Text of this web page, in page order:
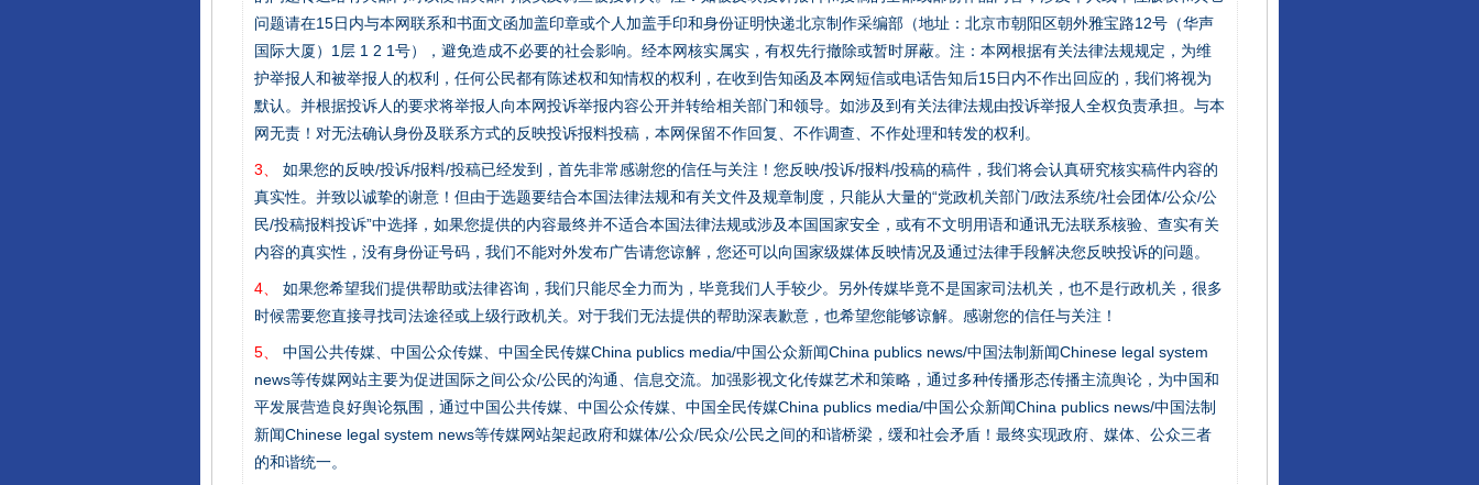
问题请在15日内与本网联系和书面文函加盖印章或个人加盖手印和身份证明快递北京制作采编部（地址：北京市朝阳区朝外雅宝路12号（华声
国际大厦）1层 1 2 1号），避免造成不必要的社会影响。经本网核实属实，有权先行撤除或暂时屏蔽。注：本网根据有关法律法规规定，为维
护举报人和被举报人的权利，任何公民都有陈述权和知情权的权利，在收到告知函及本网短信或电话告知后15日内不作出回应的，我们将视为
默认。并根据投诉人的要求将举报人向本网投诉举报内容公开并转给相关部门和领导。如涉及到有关法律法规由投诉举报人全权负责承担。与本
网无责！对无法确认身份及联系方式的反映投诉报料投稿，本网保留不作回复、不作调查、不作处理和转发的权利。
3、
如果您的反映/投诉/报料/投稿已经发到，首先非常感谢您的信任与关注！您反映/投诉/报料/投稿的稿件，我们将会认真研究核实稿件内容的
真实性。并致以诚挚的谢意！但由于选题要结合本国法律法规和有关文件及规章制度，只能从大量的“党政机关部门/政法系统/社会团体/公众/公
民/投稿报料投诉”中选择，如果您提供的内容最终并不适合本国法律法规或涉及本国国家安全，或有不文明用语和通讯无法联系核验、查实有关
内容的真实性，没有身份证号码，我们不能对外发布广告请您谅解，您还可以向国家级媒体反映情况及通过法律手段解决您反映投诉的问题。
4、
如果您希望我们提供帮助或法律咨询，我们只能尽全力而为，毕竟我们人手较少。另外传媒毕竟不是国家司法机关，也不是行政机关，很多
时候需要您直接寻找司法途径或上级行政机关。对于我们无法提供的帮助深表歉意，也希望您能够谅解。感谢您的信任与关注！
5、
中国公共传媒、中国公众传媒、中国全民传媒China publics media/中国公众新闻China publics news/中国法制新闻Chinese legal system
news等传媒网站主要为促进国际之间公众/公民的沟通、信息交流。加强影视文化传媒艺术和策略，通过多种传播形态传播主流舆论，为中国和
平发展营造良好舆论氛围，通过中国公共传媒、中国公众传媒、中国全民传媒China publics media/中国公众新闻China publics news/中国法制
新闻Chinese legal system news等传媒网站架起政府和媒体/公众/民众/公民之间的和谐桥梁，缓和社会矛盾！最终实现政府、媒体、公众三者
的和谐统一。
完善运行机制助力责任有效落实 行业协会接连发公告 东山县通报“牛蛙产品抗生素超标问题”